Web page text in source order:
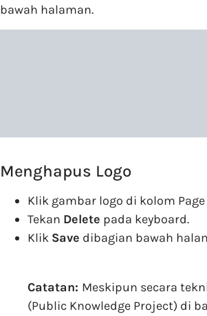
bawah halaman.
Menghapus Logo
Klik gambar logo di kolom Page
Tekan Delete pada keyboard.
Klik Save dibagian bawah
Catatan: Meskipun secara
(Public Knowledge Project) di